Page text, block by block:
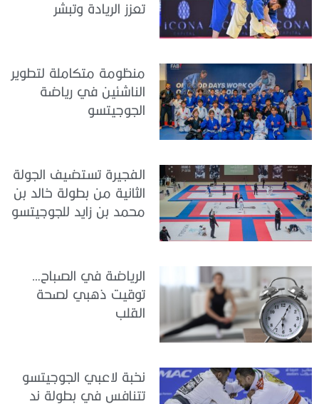
تعزز الريادة وتبشر
منظومة متكاملة لتطوير
الناشئين في رياضة
الجوجيتسو
الفجيرة تستضيف الجولة
الثانية من بطولة خالد بن
محمد بن زايد للجوجيتسو
الرياضة في الصباح…
توقيت ذهبي لصحة
القلب
نخبة لاعبي الجوجيتسو
تتنافس في بطولة ند